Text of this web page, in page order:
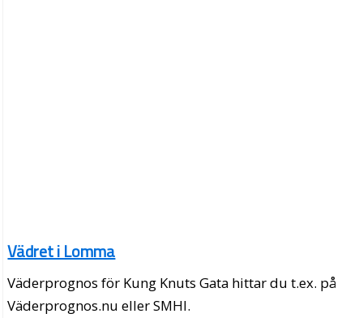
Vädret i Lomma
Väderprognos för Kung Knuts Gata hittar du t.ex. på
Väderprognos.nu eller SMHI.